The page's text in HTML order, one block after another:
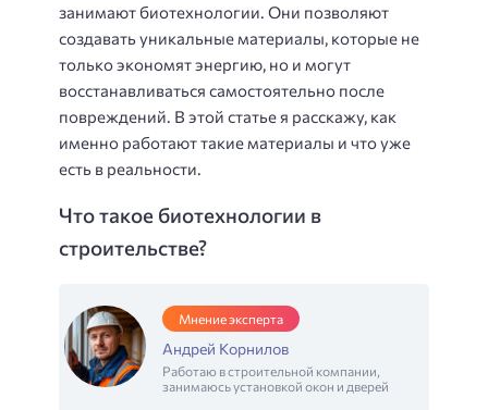
занимают биотехнологии. Они позволяют
создавать уникальные материалы, которые не
только экономят энергию, но и могут
восстанавливаться самостоятельно после
повреждений. В этой статье я расскажу, как
именно работают такие материалы и что уже
есть в реальности.
Что такое биотехнологии в
строительстве?
Мнение эксперта
Андрей Корнилов
Работаю в строительной компании,
занимаюсь установкой окон и дверей